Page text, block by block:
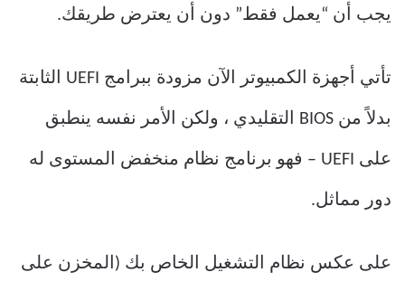
يجب أن “يعمل فقط” دون أن يعترض طريقك.
تأتي أجهزة الكمبيوتر الآن مزودة ببرامج UEFI الثابتة
بدلاً من BIOS التقليدي ، ولكن الأمر نفسه ينطبق
على UEFI – فهو برنامج نظام منخفض المستوى له
دور مماثل.
على عكس نظام التشغيل الخاص بك (المخزن على